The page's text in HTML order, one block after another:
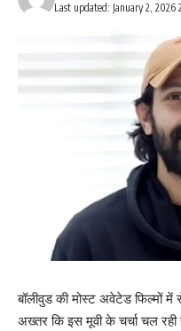
Last updated: January 2, 2026
बॉलीवुड की मोस्ट अवेटेड फिल्मों
अख्तर कि इस मूवी के चर्चा चल